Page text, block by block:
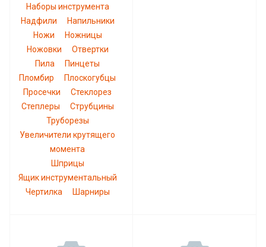
Наборы инструмента
Надфили
Напильники
Ножи
Ножницы
Ножовки
Отвертки
Пила
Пинцеты
Пломбир
Плоскогубцы
Просечки
Стеклорез
Степлеры
Струбцины
Труборезы
Увеличители крутящего
момента
Шприцы
Ящик инструментальный
Чертилка
Шарниры